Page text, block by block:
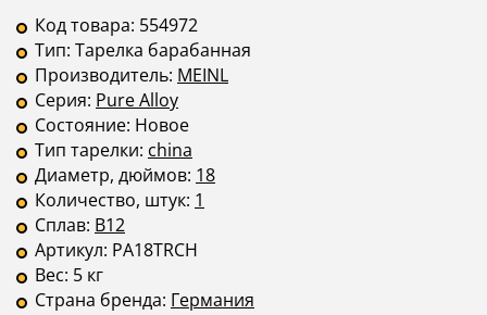
Код товара: 554972
Тип: Тарелка барабанная
Производитель: MEINL
Серия: Pure Alloy
Состояние: Новое
Тип тарелки: china
Диаметр, дюймов: 18
Количество, штук: 1
Сплав: B12
Артикул: PA18TRCH
Вес: 5 кг
Страна бренда: Германия